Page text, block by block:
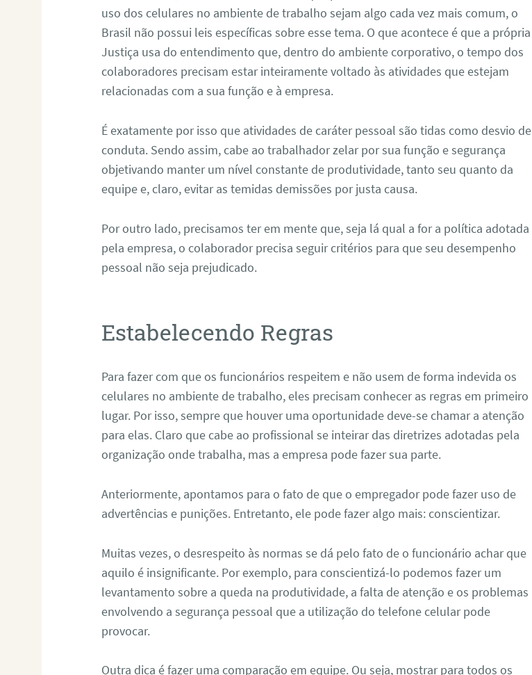
uso dos celulares no ambiente de trabalho sejam algo cada vez mais comum, o
Brasil não possui leis específicas sobre esse tema. O que acontece é que a própria
Justiça usa do entendimento que, dentro do ambiente corporativo, o tempo dos
colaboradores precisam estar inteiramente voltado às atividades que estejam
relacionadas com a sua função e à empresa.
É exatamente por isso que atividades de caráter pessoal são tidas como desvio de
conduta. Sendo assim, cabe ao trabalhador zelar por sua função e segurança
objetivando manter um nível constante de produtividade, tanto seu quanto da
equipe e, claro, evitar as temidas demissões por justa causa.
Por outro lado, precisamos ter em mente que, seja lá qual a for a política adotada
pela empresa, o colaborador precisa seguir critérios para que seu desempenho
pessoal não seja prejudicado.
Estabelecendo Regras
Para fazer com que os funcionários respeitem e não usem de forma indevida os
celulares no ambiente de trabalho, eles precisam conhecer as regras em primeiro
lugar. Por isso, sempre que houver uma oportunidade deve-se chamar a atenção
para elas. Claro que cabe ao profissional se inteirar das diretrizes adotadas pela
organização onde trabalha, mas a empresa pode fazer sua parte.
Anteriormente, apontamos para o fato de que o empregador pode fazer uso de
advertências e punições. Entretanto, ele pode fazer algo mais: conscientizar.
Muitas vezes, o desrespeito às normas se dá pelo fato de o funcionário achar que
aquilo é insignificante. Por exemplo, para conscientizá-lo podemos fazer um
levantamento sobre a queda na produtividade, a falta de atenção e os problemas
envolvendo a segurança pessoal que a utilização do telefone celular pode
provocar.
Outra dica é fazer uma comparação em equipe. Ou seja, mostrar para todos os